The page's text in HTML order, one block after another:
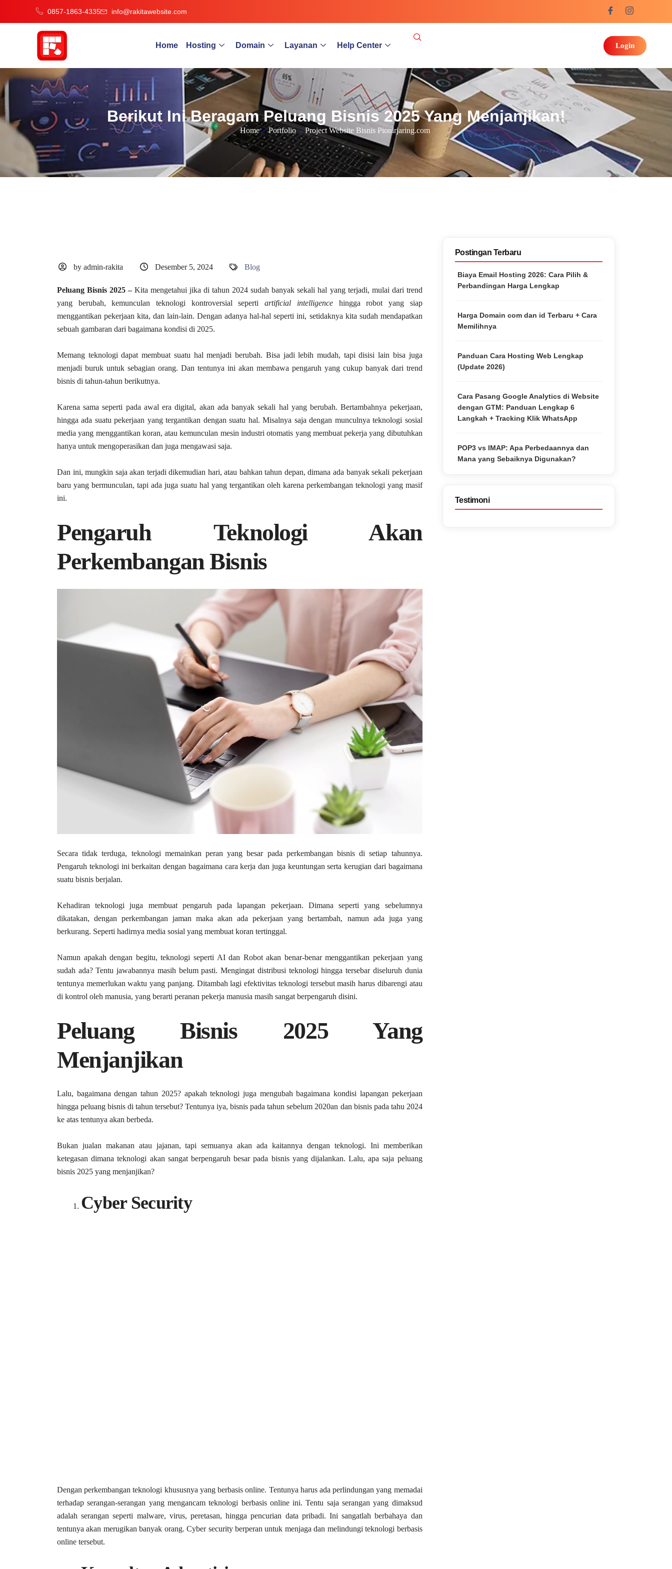
0857-1863-4335 info@rakitawebsite.com
Home Hosting Domain Layanan Help Center Login
Berikut Ini Beragam Peluang Bisnis 2025 Yang Menjanjikan!
Home » Portfolio » Project Website Bisnis Pionirjaring.com
by admin-rakita Desember 5, 2024 Blog
Peluang Bisnis 2025 –Kita mengetahui jika di tahun 2024 sudah banyak sekali hal yang terjadi, mulai dari trend
yang berubah, kemunculan teknologi kontroversial sepertiartificial intelligence hingga robot yang siap
menggantikan pekerjaan kita, dan lain-lain. Dengan adanya hal-hal seperti ini, setidaknya kita sudah mendapatkan
sebuah gambaran dari bagaimana kondisi di 2025.
Memang teknologi dapat membuat suatu hal menjadi berubah. Bisa jadi lebih mudah, tapi disisi lain bisa juga
menjadi buruk untuk sebagian orang. Dan tentunya ini akan membawa pengaruh yang cukup banyak dari trend
bisnis di tahun-tahun berikutnya.
Karena sama seperti pada awal era digital, akan ada banyak sekali hal yang berubah. Bertambahnya pekerjaan,
hingga ada suatu pekerjaan yang tergantikan dengan suatu hal. Misalnya saja dengan munculnya teknologi sosial
media yang menggantikan koran, atau kemunculan mesin industri otomatis yang membuat pekerja yang dibutuhkan
hanya untuk mengoperasikan dan juga mengawasi saja.
Dan ini, mungkin saja akan terjadi dikemudian hari, atau bahkan tahun depan, dimana ada banyak sekali pekerjaan
baru yang bermunculan, tapi ada juga suatu hal yang tergantikan oleh karena perkembangan teknologi yang masif
ini.
Pengaruh Teknologi Akan
Perkembangan Bisnis
Secara tidak terduga, teknologi memainkan peran yang besar pada perkembangan bisnis di setiap tahunnya.
Pengaruh teknologi ini berkaitan dengan bagaimana cara kerja dan juga keuntungan serta kerugian dari bagaimana
suatu bisnis berjalan.
Kehadiran teknologi juga membuat pengaruh pada lapangan pekerjaan. Dimana seperti yang sebelumnya
dikatakan, dengan perkembangan jaman maka akan ada pekerjaan yang bertambah, namun ada juga yang
berkurang. Seperti hadirnya media sosial yang membuat koran tertinggal.
Namun apakah dengan begitu, teknologi seperti AI dan Robot akan benar-benar menggantikan pekerjaan yang
sudah ada? Tentu jawabannya masih belum pasti. Mengingat distribusi teknologi hingga tersebar diseluruh dunia
tentunya memerlukan waktu yang panjang. Ditambah lagi efektivitas teknologi tersebut masih harus dibarengi atau
di kontrol oleh manusia, yang berarti peranan pekerja manusia masih sangat berpengaruh disini.
Peluang Bisnis 2025 Yang
Menjanjikan
Lalu, bagaimana dengan tahun 2025? apakah teknologi juga mengubah bagaimana kondisi lapangan pekerjaan
hingga peluang bisnis di tahun tersebut? Tentunya iya, bisnis pada tahun sebelum 2020an dan bisnis pada tahu 2024
ke atas tentunya akan berbeda.
Bukan jualan makanan atau jajanan, tapi semuanya akan ada kaitannya dengan teknologi. Ini memberikan
ketegasan dimana teknologi akan sangat berpengaruh besar pada bisnis yang dijalankan. Lalu, apa saja peluang
bisnis 2025 yang menjanjikan?
Cyber Security
Dengan perkembangan teknologi khususnya yang berbasis online. Tentunya harus ada perlindungan yang memadai
terhadap serangan-serangan yang mengancam teknologi berbasis online ini. Tentu saja serangan yang dimaksud
adalah serangan seperti malware, virus, peretasan, hingga pencurian data pribadi. Ini sangatlah berbahaya dan
tentunya akan merugikan banyak orang. Cyber security berperan untuk menjaga dan melindungi teknologi berbasis
online tersebut.
Postingan Terbaru
Biaya Email Hosting 2026: Cara Pilih &
Perbandingan Harga Lengkap
Harga Domain com dan id Terbaru + Cara
Memilihnya
Panduan Cara Hosting Web Lengkap
(Update 2026)
Cara Pasang Google Analytics di Website
dengan GTM: Panduan Lengkap 6
Langkah + Tracking Klik WhatsApp
POP3 vs IMAP: Apa Perbedaannya dan
Mana yang Sebaiknya Digunakan?
Testimoni